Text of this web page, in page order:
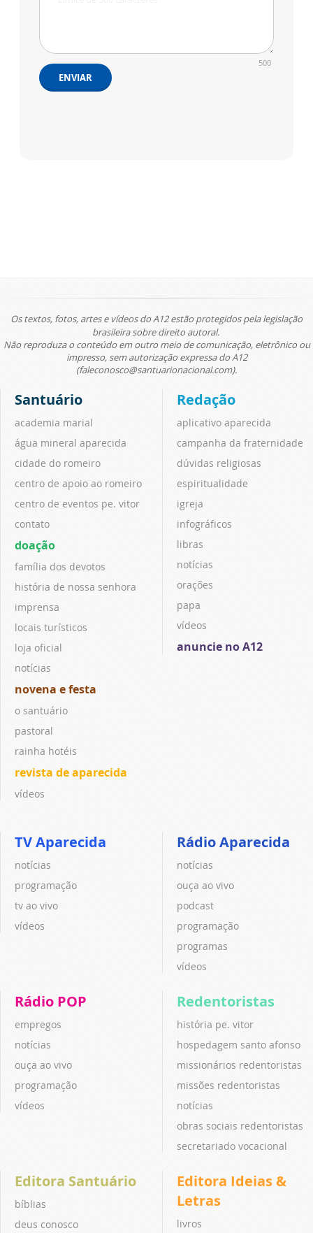
500
ENVIAR
Os textos, fotos, artes e vídeos do A12 estão protegidos pela legislação
brasileira sobre direito autoral.
Não reproduza o conteúdo em outro meio de comunicação, eletrônico ou
impresso, sem autorização expressa do A12
(faleconosco@santuarionacional.com).
Santuário
academia marial
água mineral aparecida
cidade do romeiro
centro de apoio ao romeiro
centro de eventos pe. vitor
contato
doação
família dos devotos
história de nossa senhora
imprensa
locais turísticos
loja oficial
notícias
novena e festa
o santuário
pastoral
rainha hotéis
revista de aparecida
vídeos
Redação
aplicativo aparecida
campanha da fraternidade
dúvidas religiosas
espiritualidade
igreja
infográficos
libras
notícias
orações
papa
vídeos
anuncie no A12
TV Aparecida
notícias
programação
tv ao vivo
vídeos
Rádio Aparecida
notícias
ouça ao vivo
podcast
programação
programas
vídeos
Rádio POP
empregos
notícias
ouça ao vivo
programação
vídeos
Redentoristas
história pe. vitor
hospedagem santo afonso
missionários redentoristas
missões redentoristas
notícias
obras sociais redentoristas
secretariado vocacional
Editora Santuário
bíblias
deus conosco
Editora Ideias &
Letras
livros